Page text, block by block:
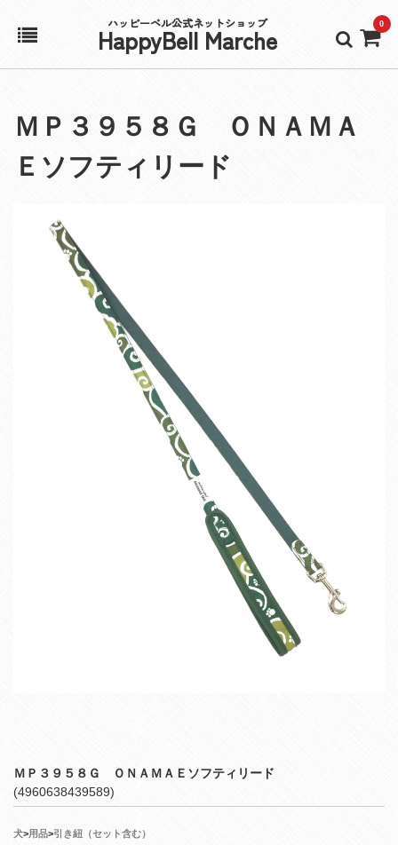
ハッピーベル公式ネットショップ
HappyBell Marche 0
アカウント
カート
ＭＰ３９５８Ｇ ＯＮＡＭＡ
Ｅソフティリード
ＭＰ３９５８Ｇ ＯＮＡＭＡＥソフティリード
(4960638439589)
犬>用品>引き紐（セット含む）